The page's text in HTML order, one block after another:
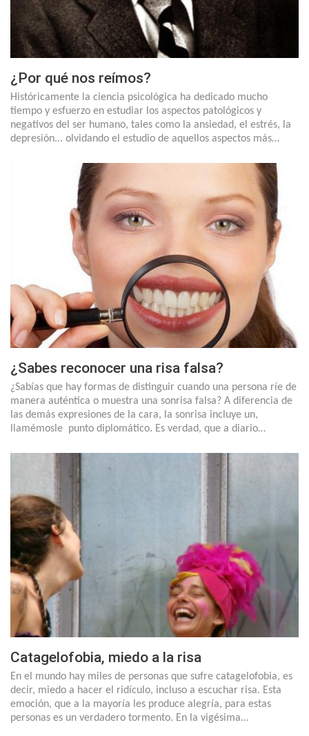
¿Por qué nos reímos?
Históricamente la ciencia psicológica ha dedicado mucho
tiempo y esfuerzo en estudiar los aspectos patológicos y
negativos del ser humano, tales como la ansiedad, el estrés, la
depresión... olvidando el estudio de aquellos aspectos más…
¿Sabes reconocer una risa falsa?
¿Sabías que hay formas de distinguir cuando una persona ríe de
manera auténtica o muestra una sonrisa falsa? A diferencia de
las demás expresiones de la cara, la sonrisa incluye un,
llamémosle punto diplomático. Es verdad, que a diario…
Catagelofobia, miedo a la risa
En el mundo hay miles de personas que sufre catagelofobia, es
decir, miedo a hacer el ridículo, incluso a escuchar risa. Esta
emoción, que a la mayoría les produce alegría, para estas
personas es un verdadero tormento. En la vigésima…